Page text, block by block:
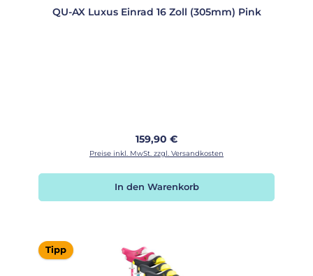
QU-AX Luxus Einrad 16 Zoll (305mm) Pink
Regulärer Preis:
159,90 €
Preise inkl. MwSt. zzgl. Versandkosten
In den Warenkorb
Tipp